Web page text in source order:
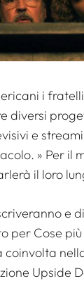
i
diversi
e
. » Per il
il loro
e
per Cose
coinvolta
Upside